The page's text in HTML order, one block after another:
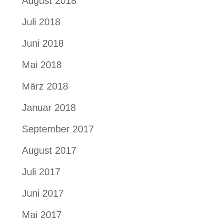
Juli 2018
Juni 2018
Mai 2018
März 2018
Januar 2018
September 2017
August 2017
Juli 2017
Juni 2017
Mai 2017